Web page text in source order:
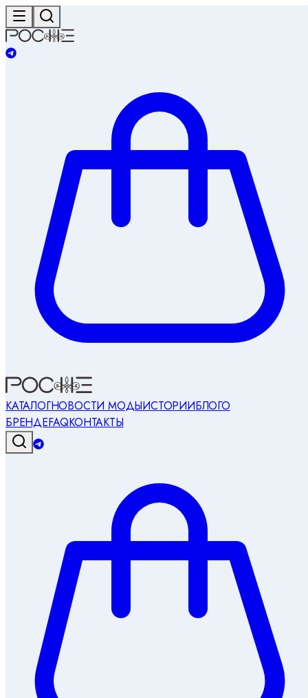
КАТАЛОГНОВОСТИ МОДЫИСТОРИИБЛОГО
БРЕНДЕFAQКОНТАКТЫ